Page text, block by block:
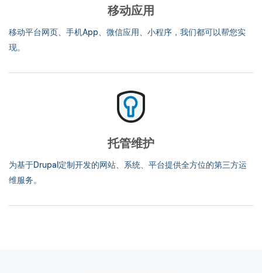
移动应用
移动平台网页、手机App、微信应用、小程序，我们都可以帮您实
现。
托管维护
为基于Drupal定制开发的网站、系统、平台提供全方位的第三方运
维服务。